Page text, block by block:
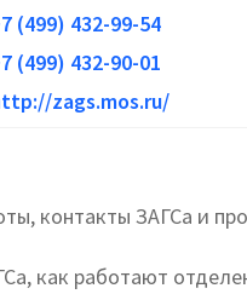
(499) 432-99-54
(499) 432-90-01
zags.mos.ru/
контакты ЗАГСа и
как работают